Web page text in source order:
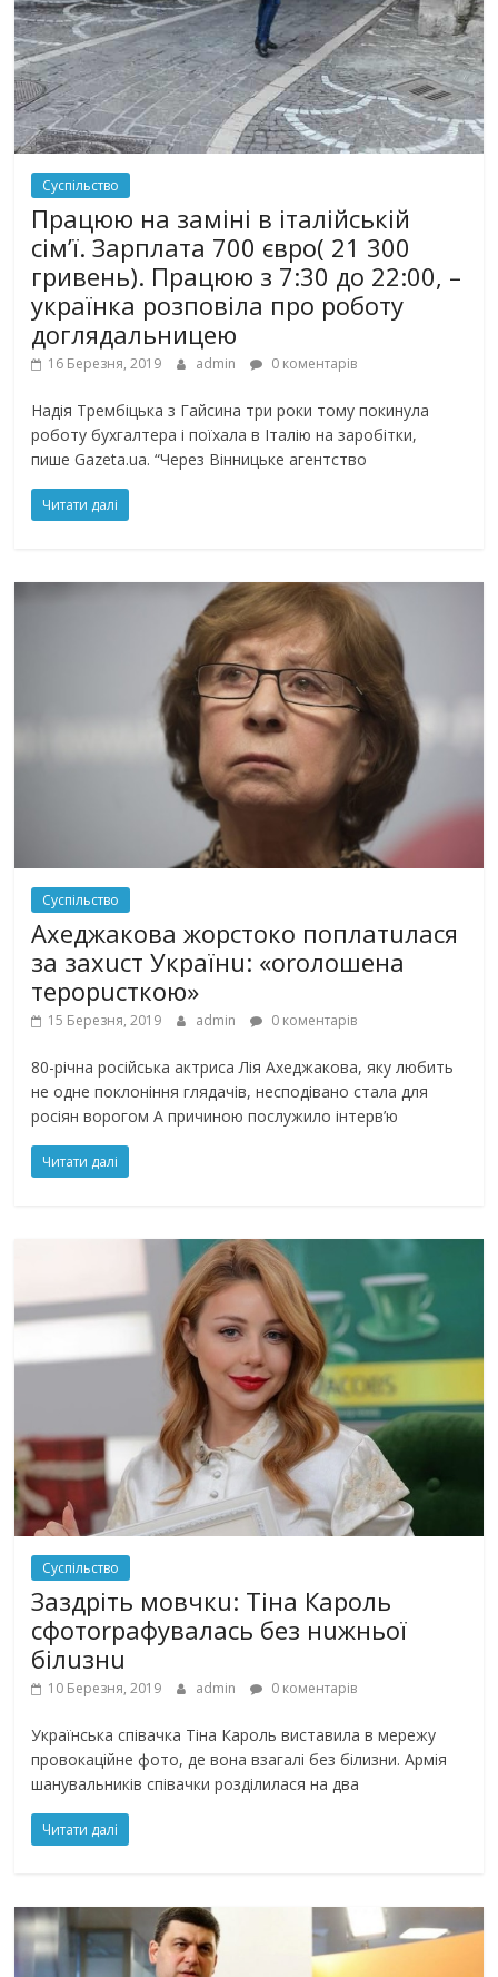
Суспільство
Працюю на заміні в італійській
сім’ї. Зарплата 700 євро( 21 300
гривень). Працюю з 7:30 до 22:00, –
українка розповіла про роботу
доглядальницею
16 Березня, 2019 admin 0 коментарів
Надія Трембіцька з Гайсина три роки тому покинула
роботу бухгалтера і поїхала в Італію на заробітки,
пише Gazeta.ua. “Через Вінницьке агентство
Читати далі
Суспільство
Ахеджакова жорстоко поплатuлася
за захuст Українu: «оrолошена
теpoрuсткою»
15 Березня, 2019 admin 0 коментарів
80-річна російська актриса Лія Ахеджакова, яку любить
не одне поклоніння глядачів, несподівано стала для
росіян ворогом А причиною послужило інтерв’ю
Читати далі
Суспільство
Заздріть мовчкu: Тіна Кароль
сфотоrрафувалась без нuжньої
білuзнu
10 Березня, 2019 admin 0 коментарів
Українська співачка Тіна Кароль виставила в мережу
провокаційне фото, де вона взагалі без білизни. Армія
шанувальників співачки розділилася на два
Читати далі